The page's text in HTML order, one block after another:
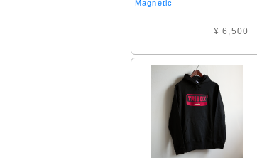
Magnetic
¥ 6,500